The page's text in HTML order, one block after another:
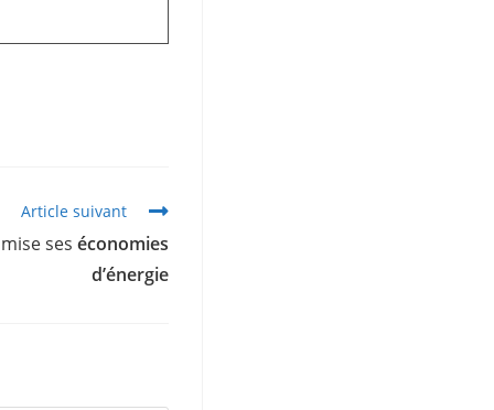
Article suivant
ses économies
d’énergie